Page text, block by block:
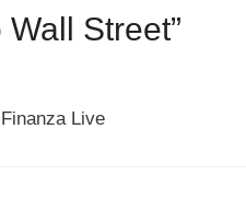
Street”
Live